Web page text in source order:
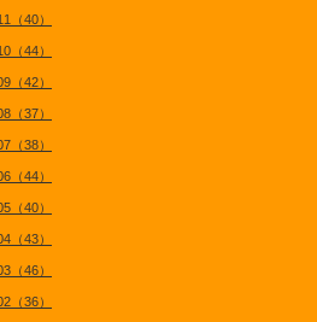
（40）
（44）
（42）
（37）
（38）
（44）
（40）
（43）
（46）
（36）